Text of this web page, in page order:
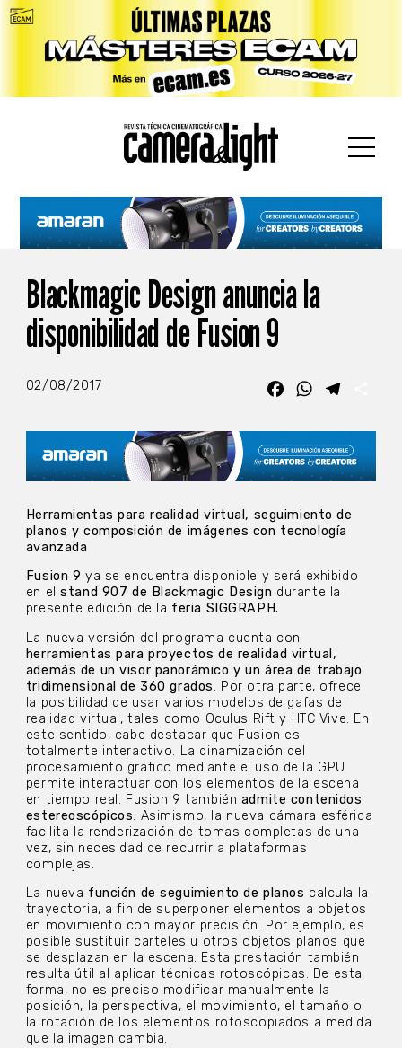
Blackmagic Design anuncia la
disponibilidad de Fusion 9
02/08/2017 FacebookWhatsApp
Herramientas para realidad virtual, seguimiento de
planos y composición de imágenes con tecnología
avanzada
Fusion 9 ya se encuentra disponible y será exhibido
en elstand 907 de Blackmagic Design durante la
presente edición de la feria SIGGRAPH.
La nueva versión del programa cuenta con
herramientas para proyectos de realidad virtual,
además de un visor panorámico y un área de trabajo
tridimensional de 360 grados. Por otra parte, ofrece
la posibilidad de usar varios modelos de gafas de
realidad virtual, tales como Oculus Rift y HTC Vive. En
este sentido, cabe destacar que Fusion es
totalmente interactivo. La dinamización del
procesamiento gráfico mediante el uso de la GPU
permite interactuar con los elementos de la escena
en tiempo real. Fusion 9 también admite contenidos
estereoscópicos. Asimismo, la nueva cámara esférica
facilita la renderización de tomas completas de una
vez, sin necesidad de recurrir a plataformas
complejas.
La nueva función de seguimiento de planos calcula la
trayectoria, a fin de superponer elementos a objetos
en movimiento con mayor precisión. Por ejemplo, es
posible sustituir carteles u otros objetos planos que
se desplazan en la escena. Esta prestación también
resulta útil al aplicar técnicas rotoscópicas. De esta
forma, no es preciso modificar manualmente la
posición, la perspectiva, el movimiento, el tamaño o
la rotación de los elementos rotoscopiados a medida
que la imagen cambia.